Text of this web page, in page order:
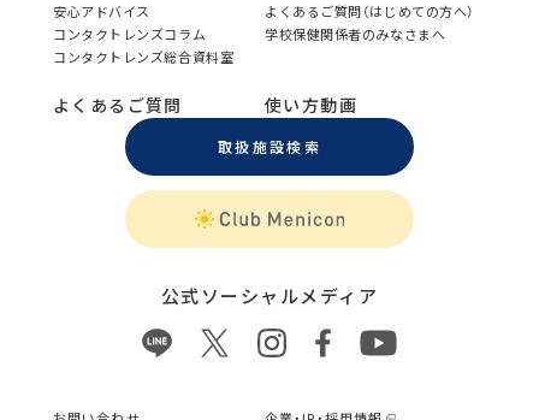
安心アドバイス
よくあるご質問（はじめての方へ）
コンタクトレンズコラム
学校保健関係者のみなさまへ
コンタクトレンズ総合資料室
よくあるご質問 使い方動画
取扱施設検索
公式ソーシャルメディア